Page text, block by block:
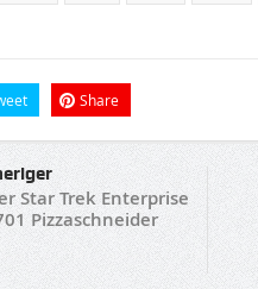
Share
Star Trek Enterprise
Pizzaschneider